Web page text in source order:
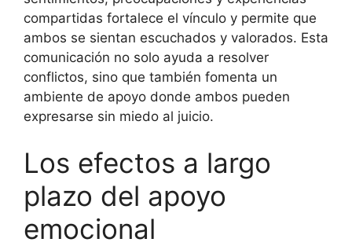
compartidas fortalece el vínculo y permite que
ambos se sientan escuchados y valorados. Esta
comunicación no solo ayuda a resolver
conflictos, sino que también fomenta un
ambiente de apoyo donde ambos pueden
expresarse sin miedo al juicio.
Los efectos a largo
plazo del apoyo
emocional